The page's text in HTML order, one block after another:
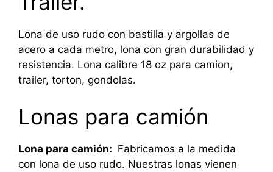
Lona de uso rudo con bastilla y argollas de
acero a cada metro, lona con gran durabilidad y
resistencia. Lona calibre 18 oz para camion,
trailer, torton, gondolas.
Lonas para camión
Lona para camión: Fabricamos a la medida
con lona de uso rudo. Nuestras lonas vienen